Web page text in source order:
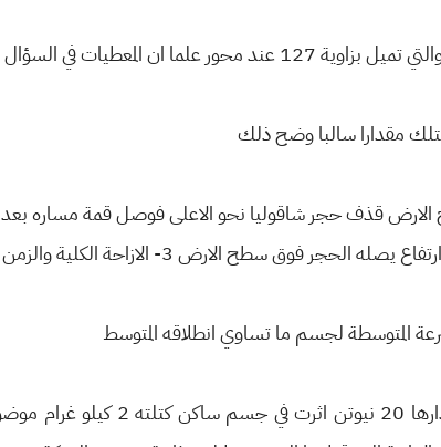
مقدارا سالبا وضح ذلك
قذف حجر شاقوليا نحو الاعلى فوصل قمة مساره بعد 3 احسب
المتوسطة لجسم ما تساوي انطلاقه المتوسط